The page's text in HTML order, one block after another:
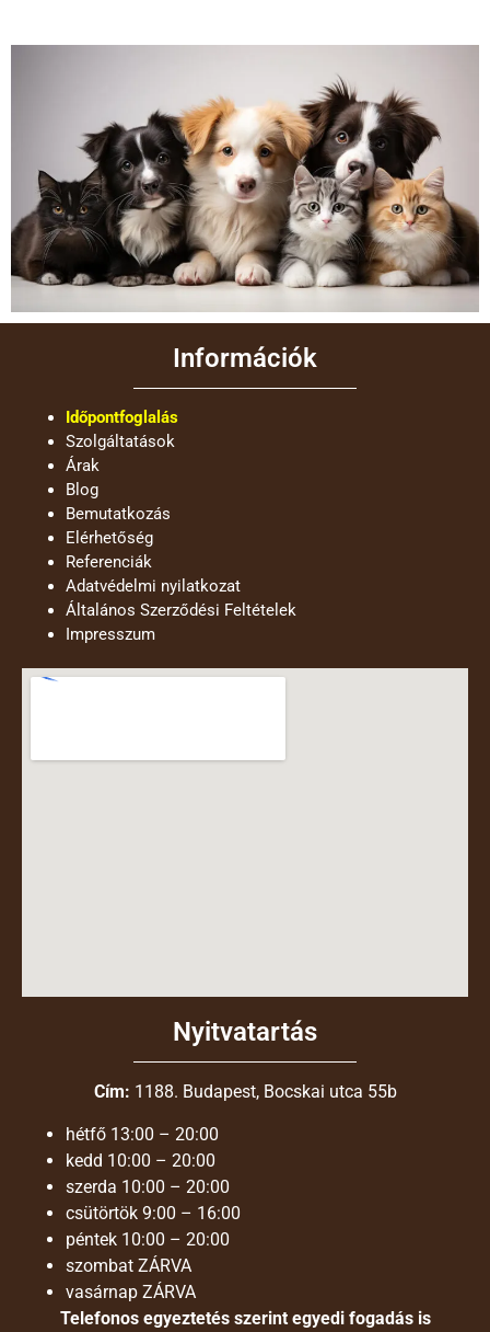
Információk
Időpontfoglalás
Szolgáltatások
Árak
Blog
Bemutatkozás
Elérhetőség
Referenciák
Adatvédelmi nyilatkozat
Általános Szerződési Feltételek
Impresszum
Nyitvatartás
Cím: 1188. Budapest, Bocskai utca 55b
hétfő 13:00 – 20:00
kedd 10:00 – 20:00
szerda 10:00 – 20:00
csütörtök 9:00 – 16:00
péntek 10:00 – 20:00
szombat ZÁRVA
vasárnap ZÁRVA
Telefonos egyeztetés szerint egyedi fogadás is